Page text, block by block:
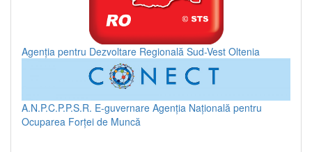
Agenția pentru Dezvoltare Regională Sud-Vest Oltenia
A.N.P.C.P.P.S.R. E-guvernare Agenția Națională pentru
Ocuparea Forței de Muncă